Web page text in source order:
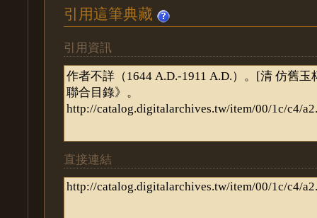
引用這筆典藏
引用資訊
直接連結